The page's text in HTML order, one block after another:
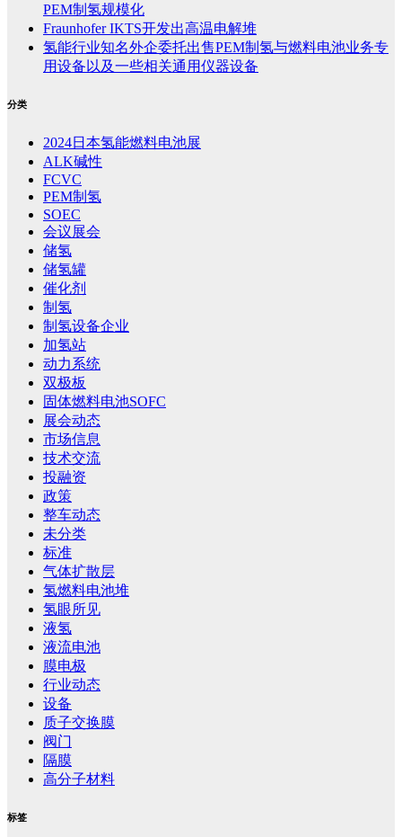
PEM制氢规模化
Fraunhofer IKTS开发出高温电解堆
氢能行业知名外企委托出售PEM制氢与燃料电池业务专
用设备以及一些相关通用仪器设备
分类
2024日本氢能燃料电池展
ALK碱性
FCVC
PEM制氢
SOEC
会议展会
储氢
储氢罐
催化剂
制氢
制氢设备企业
加氢站
动力系统
双极板
固体燃料电池SOFC
展会动态
市场信息
技术交流
投融资
政策
整车动态
未分类
标准
气体扩散层
氢燃料电池堆
氢眼所见
液氢
液流电池
膜电极
行业动态
设备
质子交换膜
阀门
隔膜
高分子材料
标签